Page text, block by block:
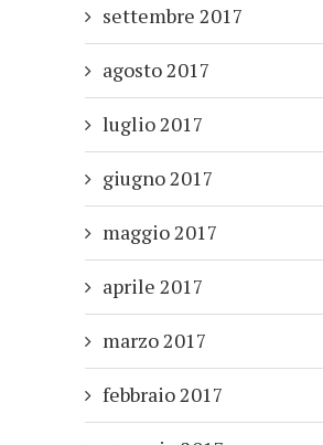
settembre 2017
agosto 2017
luglio 2017
giugno 2017
maggio 2017
aprile 2017
marzo 2017
febbraio 2017